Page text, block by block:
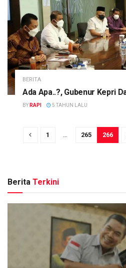
BERITA
Ada Apa..?, Gubenur Kepri
BY RAPI 5 TAHUN LALU
1 265 266
Berita Terkini